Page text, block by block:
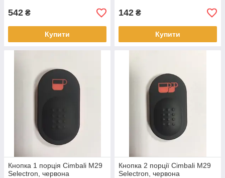
542 ₴
Купити
142 ₴
Купити
Кнопка 1 порція Cimbali M29
Selectron, червона
Кнопка 2 порції Cimbali M29
Selectron, червона